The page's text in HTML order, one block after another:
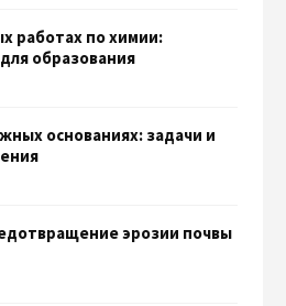
работах по химии:
образования
основаниях: задачи и
эрозии почвы